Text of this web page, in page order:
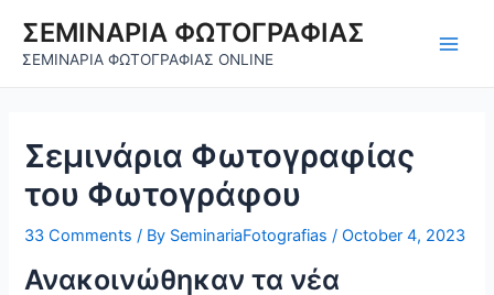
content
ΣΕΜΙΝΑΡΙΑ ΦΩΤΟΓΡΑΦΙΑΣ
ΣΕΜΙΝΑΡΙΑ ΦΩΤΟΓΡΑΦΙΑΣ ONLINE
Σεμινάρια Φωτογραφίας
του Φωτογράφου
33 Comments / By SeminariaFotografias/October 4, 2023
Ανακοινώθηκαν τα νέα